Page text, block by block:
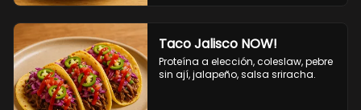
Taco Jalisco NOW!
Proteína a elección, coleslaw, pebre
sin ají, jalapeño, salsa sriracha.